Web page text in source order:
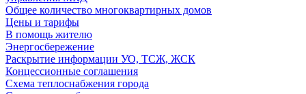
Общее количество многоквартирных домов
Цены и тарифы
В помощь жителю
Энергосбережение
Раскрытие информации УО, ТСЖ, ЖСК
Концессионные соглашения
Схема теплоснабжения города